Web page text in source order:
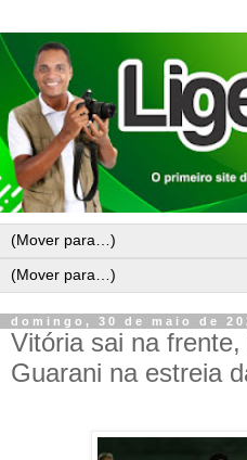
domingo, 30 de maio de
Vitória sai na
Guarani na estreia